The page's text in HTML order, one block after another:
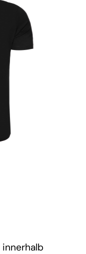
innerhalb